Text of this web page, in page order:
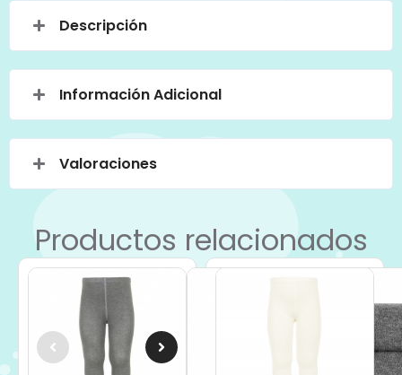
Descripción
Información Adicional
Valoraciones
Productos relacionados